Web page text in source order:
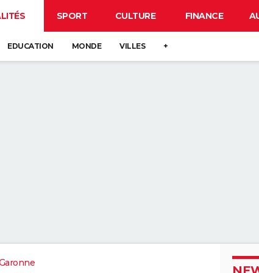
SPORT CULTURE FINANCE
EDUCATION MONDE VILLES +